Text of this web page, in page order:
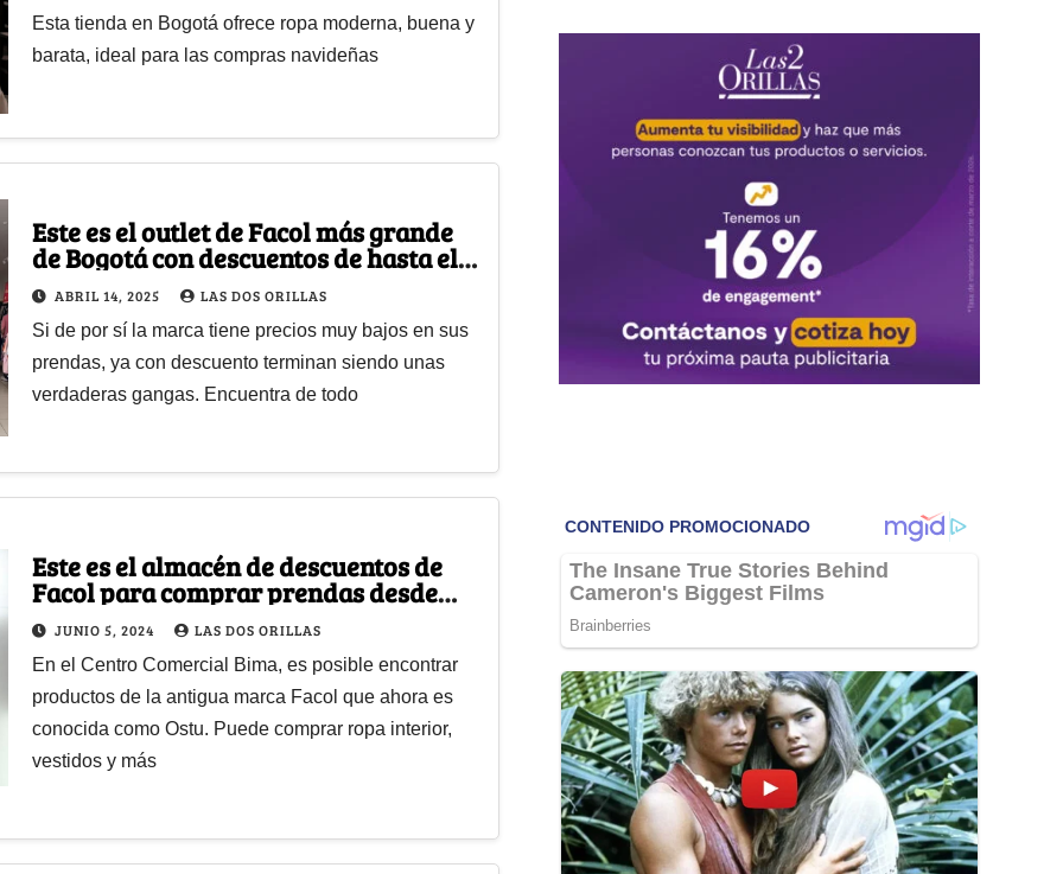
Esta tienda en Bogotá ofrece ropa moderna, buena y
barata, ideal para las compras navideñas
Este es el outlet de Facol más grande
de Bogotá con descuentos de hasta el
60%
ABRIL 14, 2025 LAS DOS ORILLAS
Si de por sí la marca tiene precios muy bajos en sus
prendas, ya con descuento terminan siendo unas
verdaderas gangas. Encuentra de todo
Este es el almacén de descuentos de
Facol para comprar prendas desde
$10 mil
JUNIO 5, 2024 LAS DOS ORILLAS
En el Centro Comercial Bima, es posible encontrar
productos de la antigua marca Facol que ahora es
conocida como Ostu. Puede comprar ropa interior,
vestidos y más